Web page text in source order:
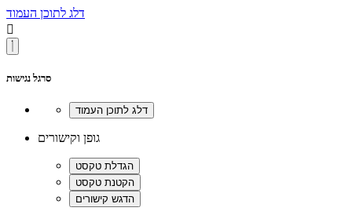
דלג לתוכן העמוד

סרגל נגישות
גופן וקישורים